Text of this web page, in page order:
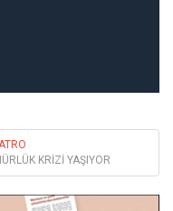
KRİZİ YAŞIYOR